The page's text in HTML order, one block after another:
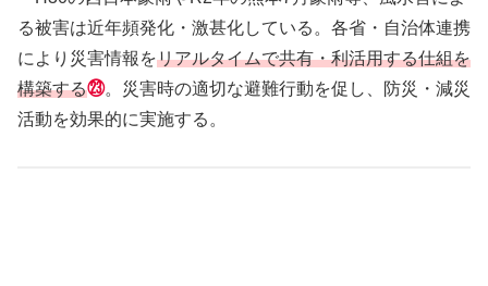
る被害は近年頻発化・激甚化している。各省・自治体連携
により災害情報をリアルタイムで共有・利活用する仕組を
構築する㉓。災害時の適切な避難行動を促し、防災・減災
活動を効果的に実施する。